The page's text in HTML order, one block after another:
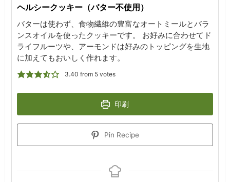
ヘルシークッキー（バター不使用）
バターは使わず、食物繊維の豊富なオートミールとバラ
ンスオイルを使ったクッキーです。 お好みに合わせてド
ライフルーツや、アーモンドは好みのトッピングを生地
に加えてもおいしく作れます。
3.40 from 5votes
印刷
Pin Recipe